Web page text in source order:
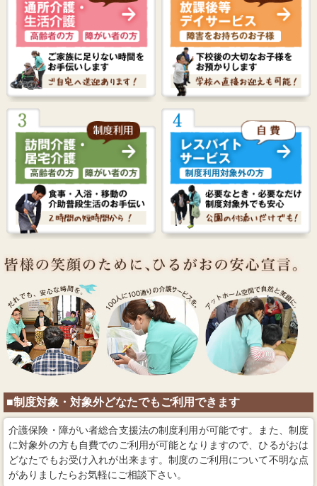
■制度対象・対象外どなたでもご利用できます
介護保険・障がい者総合支援法の制度利用が可能です。また、制度
に対象外の方も自費でのご利用が可能となりますので、ひるがおは
どなたでもお受け入れが出来ます。制度のご利用について不明な点
がありましたらお気軽にご相談下さい。